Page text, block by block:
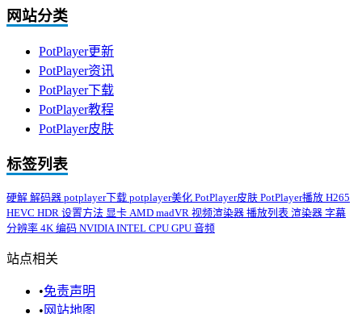
网站分类
PotPlayer更新
PotPlayer资讯
PotPlayer下载
PotPlayer教程
PotPlayer皮肤
标签列表
硬解 解码器 potplayer下载 potplayer美化 PotPlayer皮肤 PotPlayer播放 H265
HEVC HDR 设置方法 显卡 AMD madVR 视频渲染器 播放列表 渲染器 字幕
分辨率 4K 编码 NVIDIA INTEL CPU GPU 音频
站点相关
•免责声明
• 网站地图